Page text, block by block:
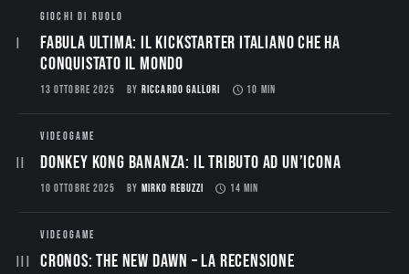
GIOCHI DI RUOLO
Fabula Ultima: il Kickstarter italiano che ha
conquistato il mondo
13 OTTOBRE 2025 BY RICCARDO GALLORI 10 MIN
VIDEOGAME
Donkey Kong Bananza: Il Tributo ad un’Icona
10 OTTOBRE 2025 BY MIRKO REBUZZI 14 MIN
VIDEOGAME
CRONOS: THE NEW DAWN – La Recensione